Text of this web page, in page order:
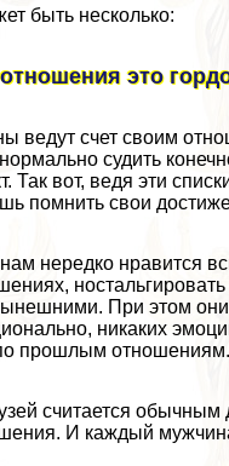
быть несколько:
это
ведут счет своим
судить
Так вот, ведя эти
помнить свои
нередко нравится
При этом
никаких
прошлым отношениям.
считается обычным
И каждый